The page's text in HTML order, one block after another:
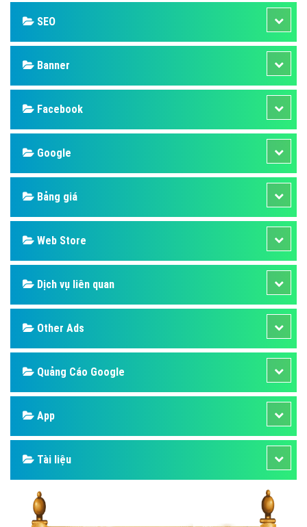
SEO
Banner
Facebook
Google
Bảng giá
Web Store
Dịch vụ liên quan
Other Ads
Quảng Cáo Google
App
Tài liệu